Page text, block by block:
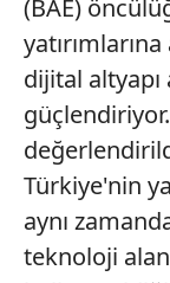
(BAE)
dijital
Türkiye'nin
aynı
teknoloji